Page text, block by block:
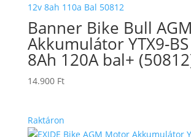
Banner Bike Bull
Akkumulátor YTX9-
8Ah 120A bal+
14.900 Ft
Raktáron